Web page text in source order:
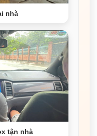
nhà
tận nhà